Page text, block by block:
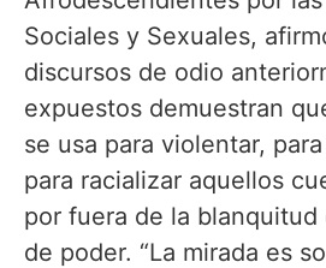
Sociales y Sexuales,
discursos de odio
expuestos demuestran
se usa para violentar,
para racializar aquellos
por fuera de la blanquitud
de poder. “La mirada es